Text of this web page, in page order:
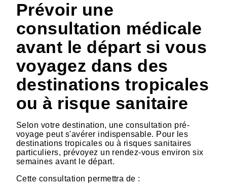
Prévoir une
consultation médicale
avant le départ si vous
voyagez dans des
destinations tropicales
ou à risque sanitaire
Selon votre destination, une consultation pré-
voyage peut s'avérer indispensable. Pour les
destinations tropicales ou à risques sanitaires
particuliers, prévoyez un rendez-vous environ six
semaines avant le départ.
Cette consultation permettra de :